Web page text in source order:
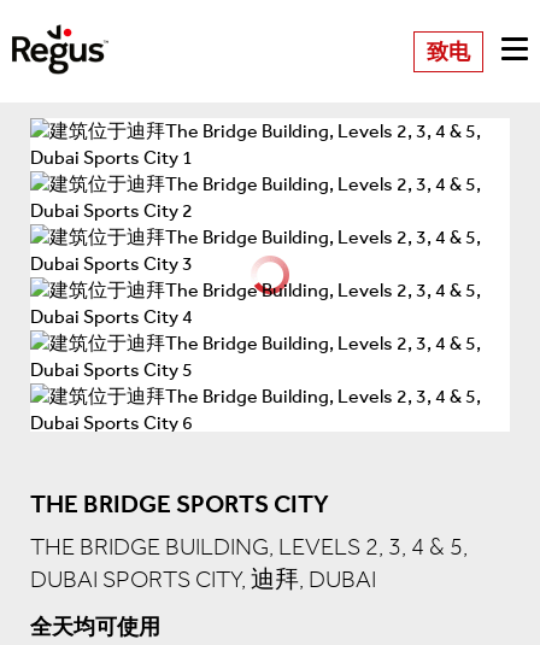
致电
THE BRIDGE SPORTS CITY
THE BRIDGE BUILDING, LEVELS 2, 3, 4 & 5,
DUBAI SPORTS CITY, 迪拜, DUBAI
全天均可使用